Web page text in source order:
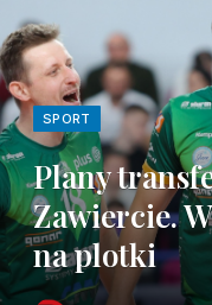
SPORT
Plany
Zawiercie.
na plotki